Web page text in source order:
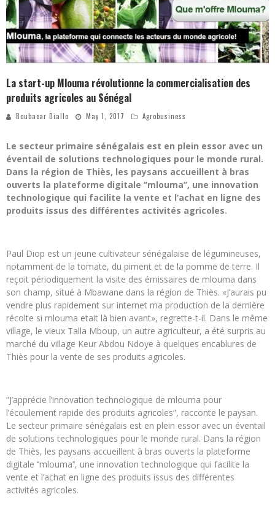
La start-up Mlouma révolutionne la commercialisation des
produits agricoles au Sénégal
Boubacar Diallo May 1, 2017 Agrobusiness
Le secteur primaire sénégalais est en plein essor avec un
éventail de solutions technologiques pour le monde rural.
Dans la région de Thiès, les paysans accueillent à bras
ouverts la plateforme digitale ‘’mlouma’’, une innovation
technologique qui facilite la vente et l’achat en ligne des
produits issus des différentes activités agricoles.
Paul Diop est un jeune cultivateur sénégalaise de légumineuses,
notamment de la tomate, du piment et de la pomme de terre. Il
reçoit périodiquement la visite des émissaires de mlouma dans
son champ, situé à Mbawane dans la région de Thiès. «J’aurais pu
vendre plus rapidement sur internet ma production de la dernière
récolte si mlouma etait là bien avant», regrette-t-il. Dans le même
village, le vieux Talla Mboup, un autre agriculteur, a été surpris au
marché du village Keur Abdou Ndoye à quelques encablures de
Thiès pour la vente de ses produits agricoles.
“J’apprécie l’innovation technologique de mlouma pour
l’écoulement rapide des produits agricoles”, racconte le paysan.
Le secteur primaire sénégalais est en plein essor avec un éventail
de solutions technologiques pour le monde rural. Dans la région
de Thiès, les paysans accueillent à bras ouverts la plateforme
digitale ‘’mlouma’’, une innovation technologique qui facilite la
vente et l’achat en ligne des produits issus des différentes
activités agricoles.